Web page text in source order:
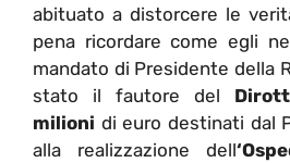
abituato a distorcere le
pena ricordare come egli
mandato di Presidente della
stato il fautore del
milioni di euro destinati dal
alla realizzazione dell